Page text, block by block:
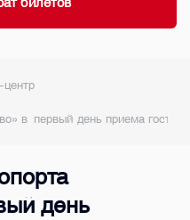
в первый день приема
день